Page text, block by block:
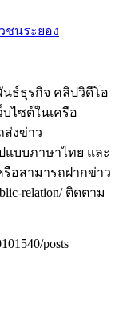
ชนระยอง
นธ์ธุรกิจ คลิปวิดีโอ
ไซต์ในเครือ
ส่งข่าว
บบภาษาไทย และ
รือสามารถฝากข่าว
relation/ ติดตาม
posts